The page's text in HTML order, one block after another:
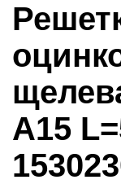
A15